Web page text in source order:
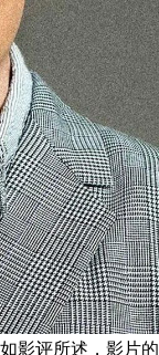
影评所述，影片的